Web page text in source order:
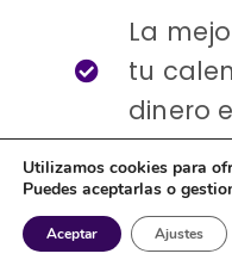
La
tu
dinero
Utilizamos cookies para
Puedes aceptarlas o
Aceptar Ajustes